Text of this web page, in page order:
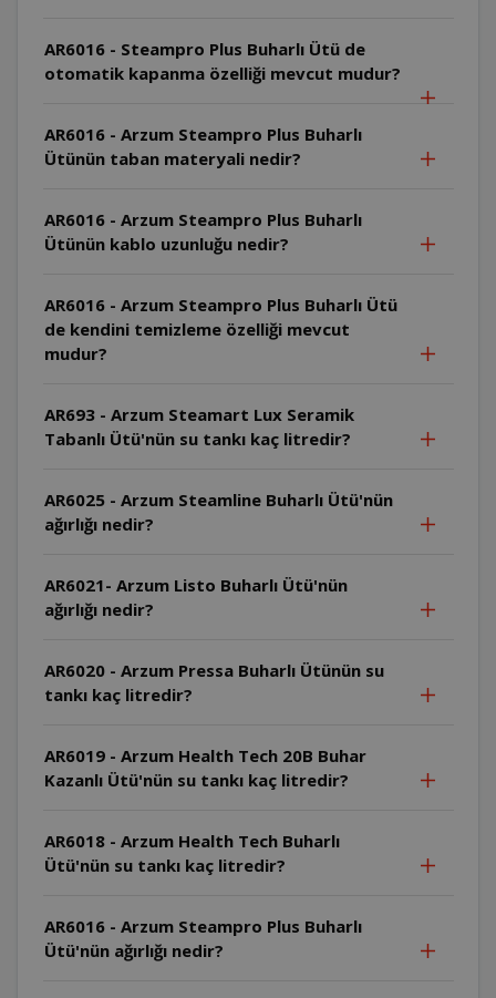
AR6016 - Steampro Plus Buharlı Ütü de
otomatik kapanma özelliği mevcut mudur?
AR6016 - Arzum Steampro Plus Buharlı
Ütünün taban materyali nedir?
AR6016 - Arzum Steampro Plus Buharlı
Ütünün kablo uzunluğu nedir?
AR6016 - Arzum Steampro Plus Buharlı Ütü
de kendini temizleme özelliği mevcut
mudur?
AR693 - Arzum Steamart Lux Seramik
Tabanlı Ütü'nün su tankı kaç litredir?
AR6025 - Arzum Steamline Buharlı Ütü'nün
ağırlığı nedir?
AR6021- Arzum Listo Buharlı Ütü'nün
ağırlığı nedir?
AR6020 - Arzum Pressa Buharlı Ütünün su
tankı kaç litredir?
AR6019 - Arzum Health Tech 20B Buhar
Kazanlı Ütü'nün su tankı kaç litredir?
AR6018 - Arzum Health Tech Buharlı
Ütü'nün su tankı kaç litredir?
AR6016 - Arzum Steampro Plus Buharlı
Ütü'nün ağırlığı nedir?